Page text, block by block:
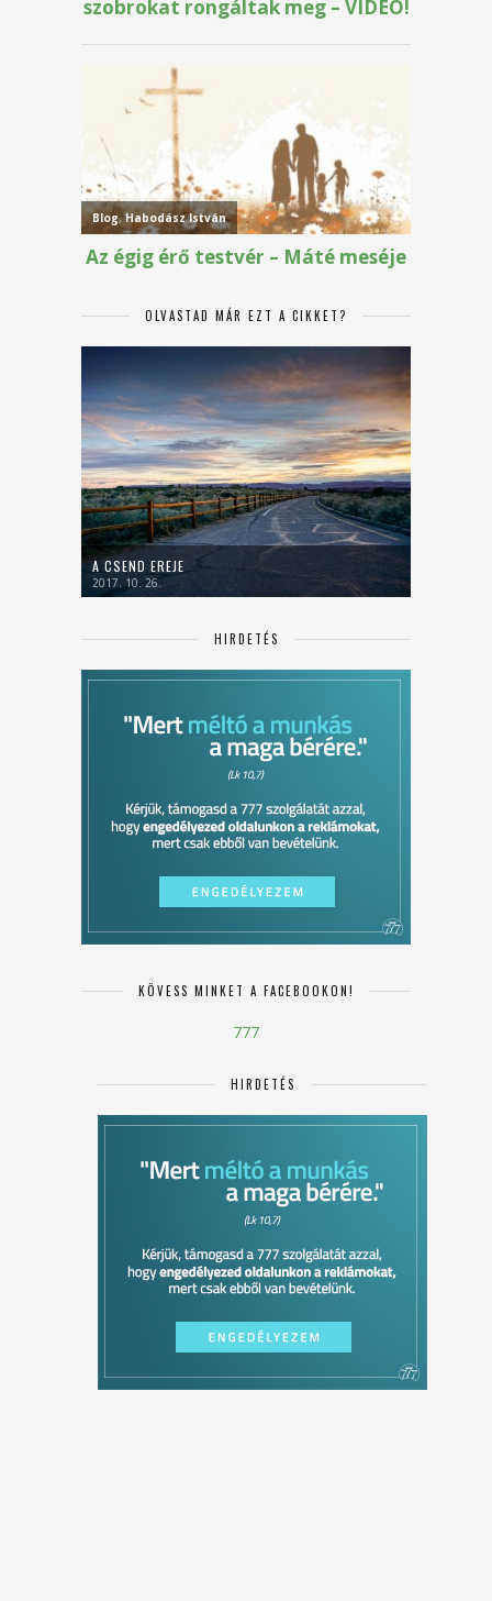
OLVASTAD MÁR EZT A CIKKET?
A CSEND EREJE
2017. 10. 26.
HIRDETÉS
KÖVESS MINKET A FACEBOOKON!
777
HIRDETÉS